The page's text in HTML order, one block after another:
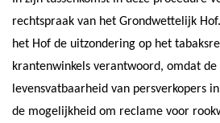
rechtspraak van het Grondwettelijk
het Hof de uitzondering op het
krantenwinkels verantwoord, omdat
levensvatbaarheid van persverkopers
de mogelijkheid om reclame voor